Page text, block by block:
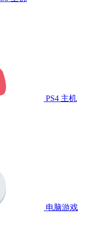
PS4 主机
电脑游戏